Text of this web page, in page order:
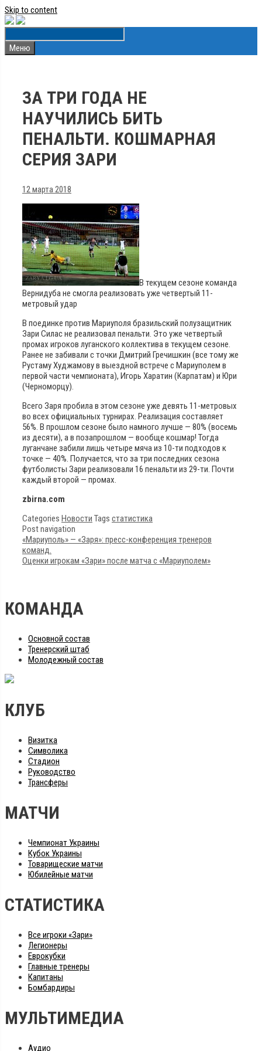
Skip to content
Меню
ЗА ТРИ ГОДА НЕ
НАУЧИЛИСЬ БИТЬ
ПЕНАЛЬТИ. КОШМАРНАЯ
СЕРИЯ ЗАРИ
12 марта 2018
В текущем сезоне команда
Вернидуба не смогла реализовать уже четвертый 11-
метровый удар
В поединке против Мариуполя бразильский полузащитник
Зари Силас не реализовал пенальти. Это уже четвертый
промах игроков луганского коллектива в текущем сезоне.
Ранее не забивали с точки Дмитрий Гречишкин (все тому же
Рустаму Худжамову в выездной встрече с Мариуполем в
первой части чемпионата), Игорь Харатин (Карпатам) и Юри
(Черноморцу).
Всего Заря пробила в этом сезоне уже девять 11-метровых
во всех официальных турнирах. Реализация составляет
56%. В прошлом сезоне было намного лучше — 80% (восемь
из десяти), а в позапрошлом — вообще кошмар! Тогда
луганчане забили лишь четыре мяча из 10-ти подходов к
точке — 40%. Получается, что за три последних сезона
футболисты Зари реализовали 16 пенальти из 29-ти. Почти
каждый второй — промах.
zbirna.com
Categories Новости Tags статистика
Post navigation
«Мариуполь» — «Заря»: пресс-конференция тренеров
команд.
Оценки игрокам «Зари» после матча с «Мариуполем»
КОМАНДА
Основной состав
Тренерский штаб
Молодежный состав
КЛУБ
Визитка
Символика
Стадион
Руководство
Трансферы
МАТЧИ
Чемпионат Украины
Кубок Украины
Товарищеские матчи
Юбилейные матчи
СТАТИСТИКА
Все игроки «Зари»
Легионеры
Еврокубки
Главные тренеры
Капитаны
Бомбардиры
МУЛЬТИМЕДИА
Аудио